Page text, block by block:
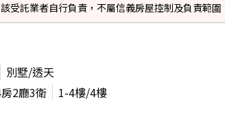
託業者自行負責，不屬信義房屋控制及負責範圍
別墅/透天
2廳3衛 1-4樓/4樓